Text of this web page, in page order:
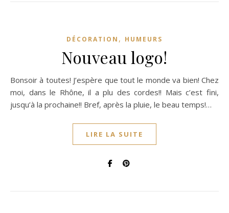
DÉCORATION , HUMEURS
Nouveau logo!
Bonsoir à toutes! J’espère que tout le monde va bien! Chez
moi, dans le Rhône, il a plu des cordes!! Mais c’est fini,
jusqu’à la prochaine!! Bref, après la pluie, le beau temps!…
LIRE LA SUITE